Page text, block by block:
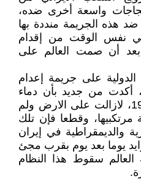
واسعة أخرى ضده،
هذه الجريمة منددة بها
نفس الوقت من إقدام
أن صمت العالم على
الدولية على جريمة إعدام
أکدت من جديد بأن دماء
ضحايا مجزرة صيف عام 1988، لازالت على الارض ولم
وقطعا فإن تلك
والديمقراطية في إيران
يوما بعد يوم بقرب مجئ
سقوط هذا النظام